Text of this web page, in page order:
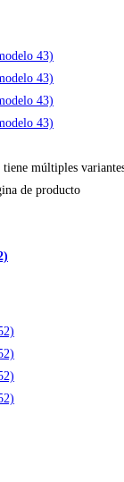
tiene múltiples
de producto